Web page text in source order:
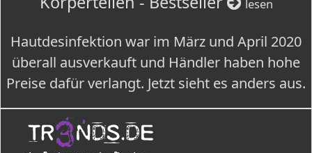
lesen
Hautdesinfektion war im März und April 2020
überall ausverkauft und Händler haben hohe
Preise dafür verlangt. Jetzt sieht es anders aus.